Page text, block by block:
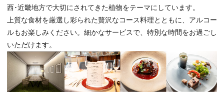
西･近畿地方で大切にされてきた植物をテーマにしています。
上質な食材を厳選し彩られた贅沢なコース料理とともに、アルコー
ルもお楽しみください。細かなサービスで、特別な時間をお過ごし
いただけます。